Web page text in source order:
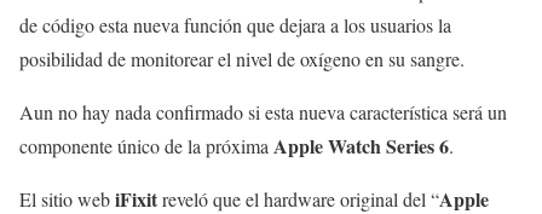
de código esta nueva función que dejara a los usuarios la
posibilidad de monitorear el nivel de oxígeno en su sangre.
Aun no hay nada confirmado si esta nueva característica será un
componente único de la próxima Apple Watch Series 6.
El sitio webiFixitreveló que el hardware original del “Apple